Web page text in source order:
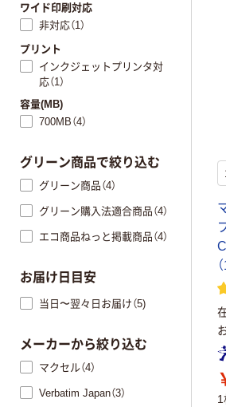
1
ワイド印刷対応
非対応（1）
プリント
インクジェットプリンタ対
応（1）
容量(MB)
700MB（4）
グリーン商品で絞り込む
グリーン商品（4）
グリーン購入法適合商品（4）
エコ商品ねっと掲載商品（4）
お届け日目安
当日〜翌々日お届け（5)
メーカーから絞り込む
マクセル（4）
Verbatim Japan（3）